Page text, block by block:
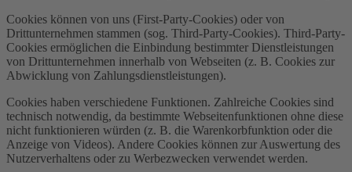
Cookies können von uns (First-Party-Cookies) oder von
Drittunternehmen stammen (sog. Third-Party-Cookies). Third-Party-
Cookies ermöglichen die Einbindung bestimmter Dienstleistungen
von Drittunternehmen innerhalb von Webseiten (z. B. Cookies zur
Abwicklung von Zahlungsdienstleistungen).
Cookies haben verschiedene Funktionen. Zahlreiche Cookies sind
technisch notwendig, da bestimmte Webseitenfunktionen ohne diese
nicht funktionieren würden (z. B. die Warenkorbfunktion oder die
Anzeige von Videos). Andere Cookies können zur Auswertung des
Nutzerverhaltens oder zu Werbezwecken verwendet werden.